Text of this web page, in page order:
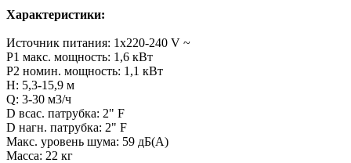
Характеристики:
Источник питания: 1x220-240 V ~
Р1 макс. мощность: 1,6 кВт
Р2 номин. мощность: 1,1 кВт
Н: 5,3-15,9 м
Q: 3-30 м3/ч
D всас. патрубка: 2" F
D нагн. патрубка: 2" F
Макс. уровень шума: 59 дБ(А)
Масса: 22 кг